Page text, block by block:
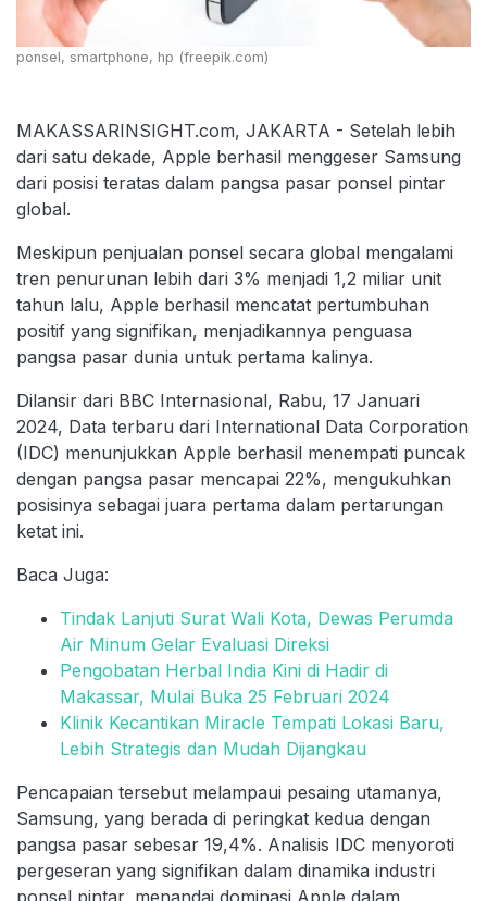
ponsel, smartphone, hp (freepik.com)
MAKASSARINSIGHT.com, JAKARTA - Setelah lebih
dari satu dekade, Apple berhasil menggeser Samsung
dari posisi teratas dalam pangsa pasar ponsel pintar
global.
Meskipun penjualan ponsel secara global mengalami
tren penurunan lebih dari 3% menjadi 1,2 miliar unit
tahun lalu, Apple berhasil mencatat pertumbuhan
positif yang signifikan, menjadikannya penguasa
pangsa pasar dunia untuk pertama kalinya.
Dilansir dari BBC Internasional, Rabu, 17 Januari
2024, Data terbaru dari International Data Corporation
(IDC) menunjukkan Apple berhasil menempati puncak
dengan pangsa pasar mencapai 22%, mengukuhkan
posisinya sebagai juara pertama dalam pertarungan
ketat ini.
Baca Juga:
Tindak Lanjuti Surat Wali Kota, Dewas Perumda
Air Minum Gelar Evaluasi Direksi
Pengobatan Herbal India Kini di Hadir di
Makassar, Mulai Buka 25 Februari 2024
Klinik Kecantikan Miracle Tempati Lokasi Baru,
Lebih Strategis dan Mudah Dijangkau
Pencapaian tersebut melampaui pesaing utamanya,
Samsung, yang berada di peringkat kedua dengan
pangsa pasar sebesar 19,4%. Analisis IDC menyoroti
pergeseran yang signifikan dalam dinamika industri
ponsel pintar, menandai dominasi Apple dalam